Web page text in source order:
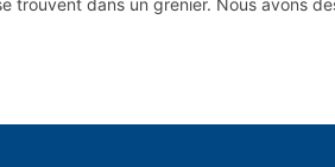
dans un grenier. Nous avons